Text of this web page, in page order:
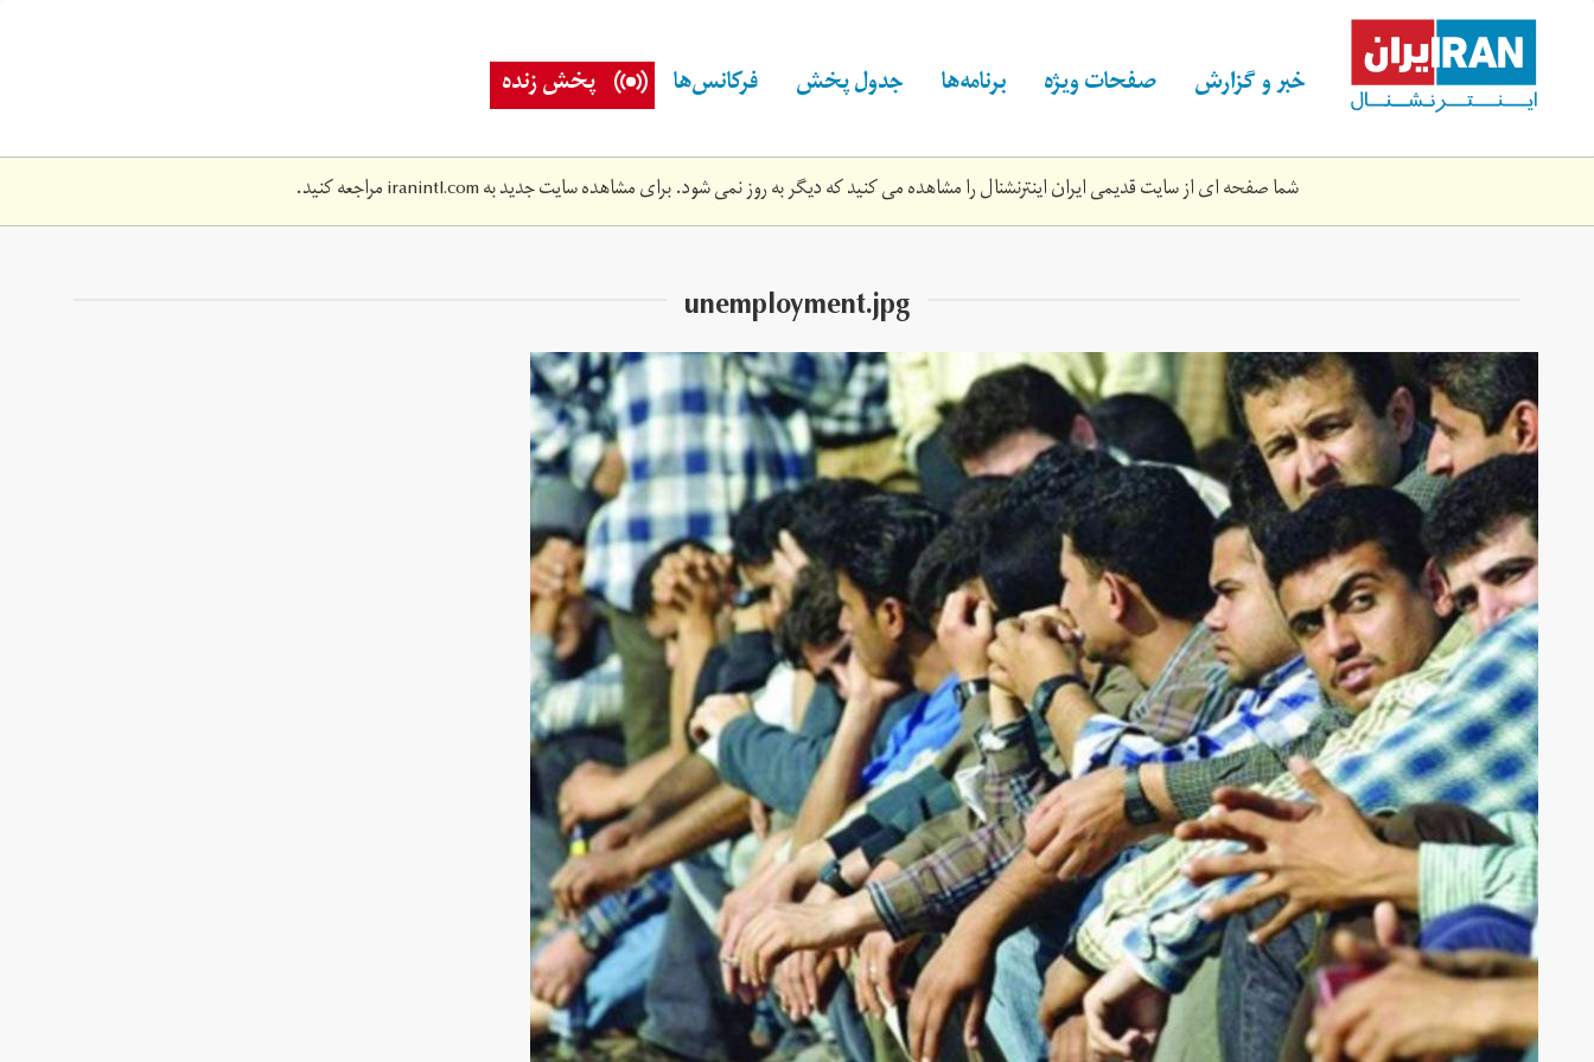
content خبر و گزارش صفحات ویژه برنامه‌ها جدول پخش فرکانس‌ها پخش زنده
شما صفحه ای از سایت قدیمی ایران اینترنشنال را مشاهده می کنید که دیگر به روز نمی شود. برای مشاهده سایت جدید بهiranintl.comمراجعه کنید.
unemployment.jpg